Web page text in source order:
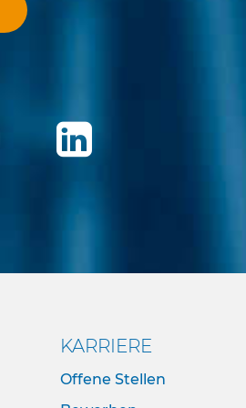
KARRIERE
Offene Stellen